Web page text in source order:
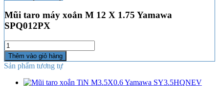
Mũi taro máy xoắn M 12 X 1.75 Yamawa
SPQ012PX
Số
lượng
Thêm vào giỏ hàng
Sản phẩm tương tự